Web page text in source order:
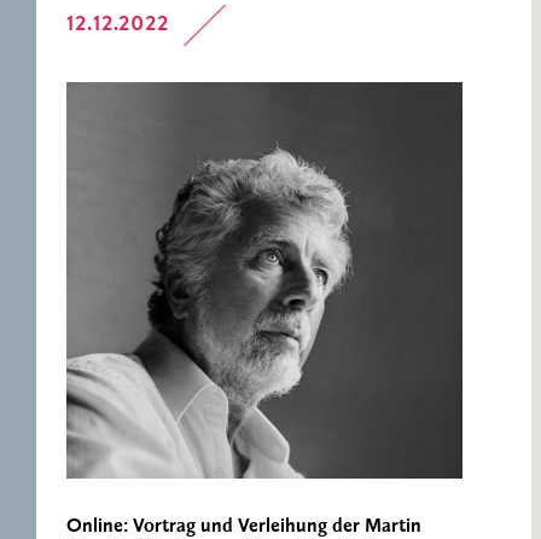
12.12.2022
Online: Vortrag und Verleihung der Martin